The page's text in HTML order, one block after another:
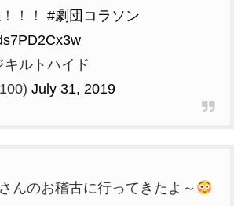
！！ #劇団コラソン
ルトハイド
July 31, 2019
さんのお稽古に行ってきたよ～